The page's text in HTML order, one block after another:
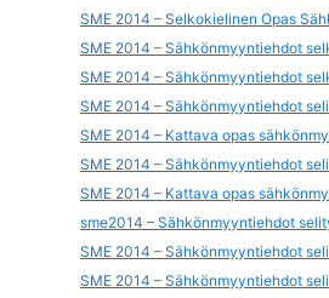
SME 2014 – Selkokielinen Opas
SME 2014 – Sähkönmyyntiehdot
SME 2014 – Sähkönmyyntiehdot
SME 2014 – Sähkönmyyntiehdot
SME 2014 – Kattava opas
SME 2014 – Sähkönmyyntiehdot
SME 2014 – Kattava opas
sme2014 – Sähkönmyyntiehdot
SME 2014 – Sähkönmyyntiehdot
SME 2014 – Sähkönmyyntiehdot